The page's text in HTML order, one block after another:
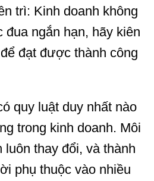
trì: Kinh doanh không
đua ngắn hạn, hãy kiên
đạt được thành công
quy luật duy nhất nào
trong kinh doanh. Môi
thay đổi, và thành
phụ thuộc vào nhiều